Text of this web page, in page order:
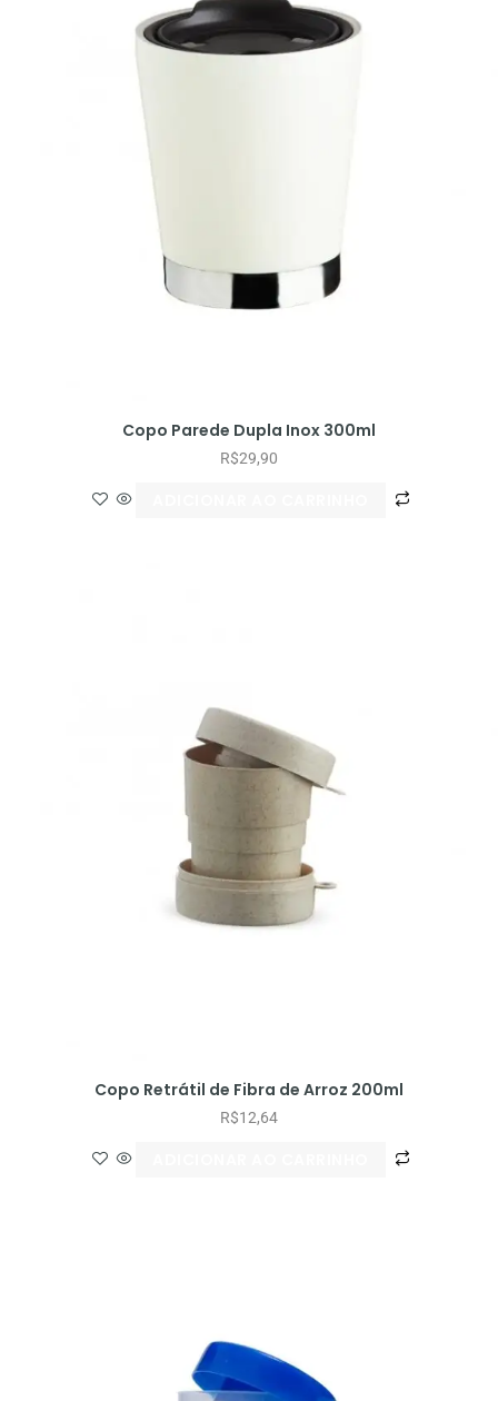
Copo Parede Dupla Inox 300ml
R$29,90
Copo Retrátil de Fibra de Arroz 200ml
R$12,64